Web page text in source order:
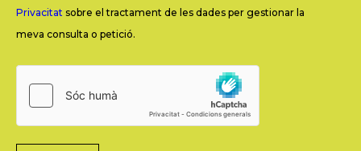
Privacitat sobre el tractament de les dades per gestionar la
meva consulta o petició.